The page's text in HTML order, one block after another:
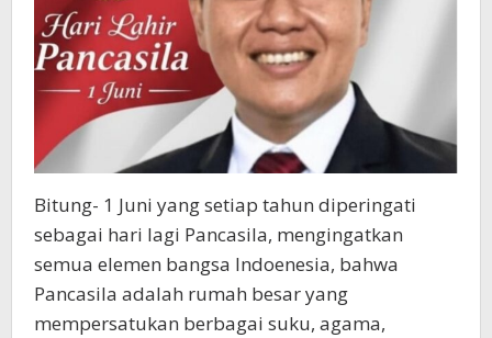
Bitung- 1 Juni yang setiap tahun diperingati
sebagai hari lagi Pancasila, mengingatkan
semua elemen bangsa Indoenesia, bahwa
Pancasila adalah rumah besar yang
mempersatukan berbagai suku, agama,